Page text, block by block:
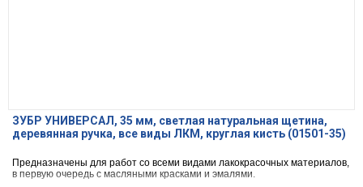
ЗУБР УНИВЕРСАЛ, 35 мм, светлая натуральная щетина,
деревянная ручка, все виды ЛКМ, круглая кисть (01501-35)
Предназначены для работ со всеми видами лакокрасочных материалов,
в первую очередь с масляными красками и эмалями.